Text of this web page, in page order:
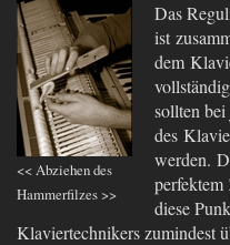
<< Abziehen des
Hammerfilzes >>
Das
ist
dem
sollten bei
des
werden. D
perfektem
diese
Klaviertechnikers zumindest